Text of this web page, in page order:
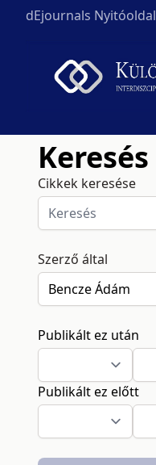
dEjournals Nyitóoldal
Keresés
Cikkek keresése
Szerző által
Publikált ez után
Publikált ez előtt